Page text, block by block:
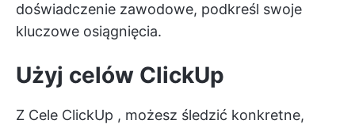
doświadczenie zawodowe, podkreśl swoje
kluczowe osiągnięcia.
Użyj celów ClickUp
Z Cele ClickUp , możesz śledzić konkretne,